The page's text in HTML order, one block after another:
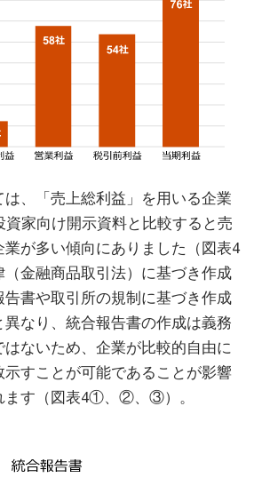
、「売上総利益」を用いる企業
資家向け開示資料と比較すると売
が多い傾向にありました（図表4
金融商品取引法）に基づき作成
告書や取引所の規制に基づき作成
異なり、統合報告書の作成は義務
ないため、企業が比較的自由に
すことが可能であることが影響
ます（図表4①、②、③）。